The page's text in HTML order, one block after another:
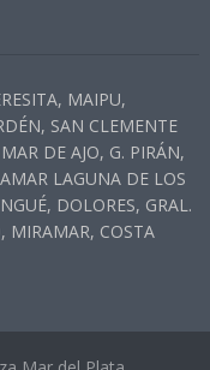
MAIPU,
SAN CLEMENTE
DE AJO, G. PIRÁN,
LAGUNA DE LOS
DOLORES, GRAL.
MIRAMAR, COSTA